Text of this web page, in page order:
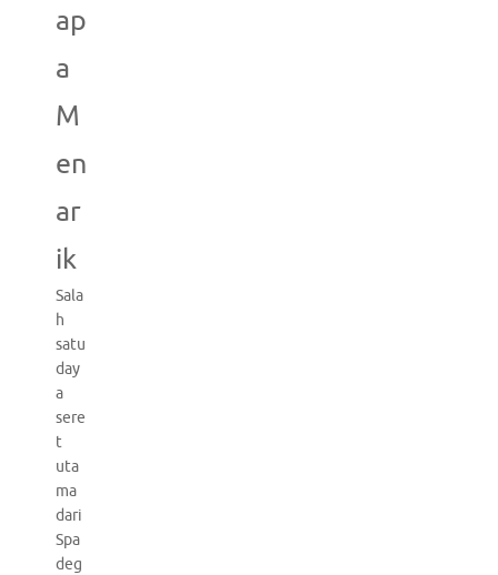
ap
a
M
en
ar
ik
Sala
h
satu
day
a
sere
t
uta
ma
dari
Spa
deg